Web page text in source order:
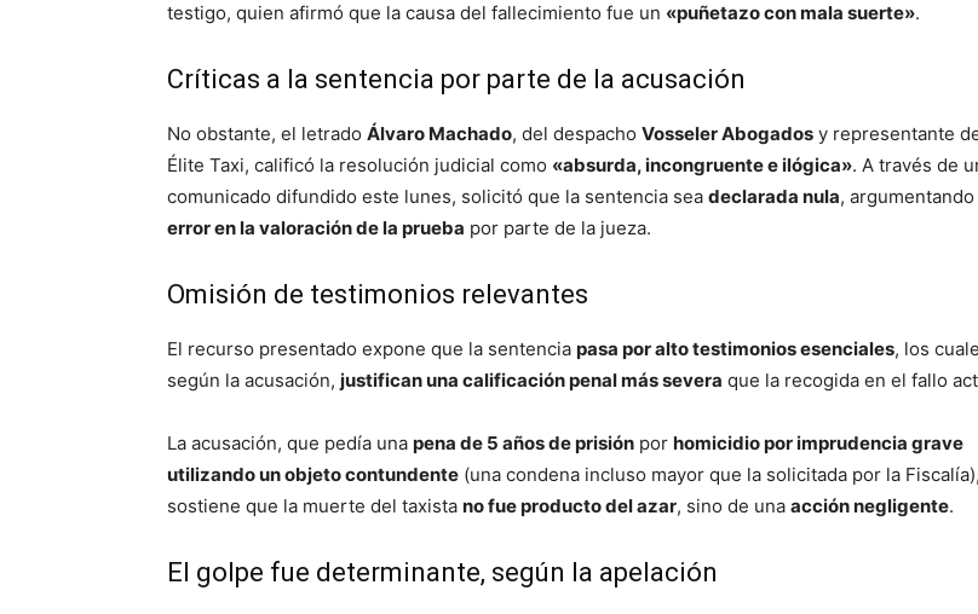
testigo, quien afirmó que la causa del fallecimiento fue un «puñetazo con mala suerte».
Críticas a la sentencia por parte de la acusación
No obstante, el letrado Álvaro Machado, del despacho Vosseler Abogados y representante
Élite Taxi, calificó la resolución judicial como «absurda, incongruente e ilógica». A través de
comunicado difundido este lunes, solicitó que la sentencia sea declarada nula, argumentando
error en la valoración de la prueba por parte de la jueza.
Omisión de testimonios relevantes
El recurso presentado expone que la sentencia pasa por alto testimonios esenciales, los
según la acusación, justifican una calificación penal más severa que la recogida en el fallo
La acusación, que pedía una pena de 5 años de prisión por homicidio por imprudencia grave
utilizando un objeto contundente (una condena incluso mayor que la solicitada por la Fiscalía),
sostiene que la muerte del taxista no fue producto del azar, sino de una acción negligente.
El golpe fue determinante, según la apelación